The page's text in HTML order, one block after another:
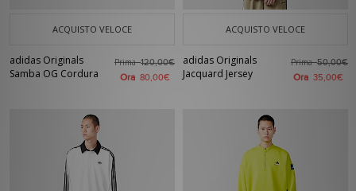
ACQUISTO VELOCE
adidas Originals
Samba OG Cordura
Prima120,00€
Ora 80,00€
ACQUISTO VELOCE
adidas Originals
Jacquard Jersey
Prima50,00€
Ora 35,00€